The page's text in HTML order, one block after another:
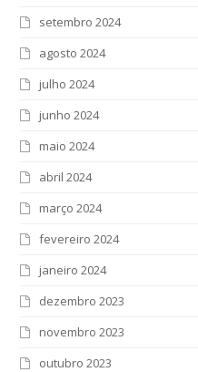
setembro 2024
agosto 2024
julho 2024
junho 2024
maio 2024
abril 2024
março 2024
fevereiro 2024
janeiro 2024
dezembro 2023
novembro 2023
outubro 2023